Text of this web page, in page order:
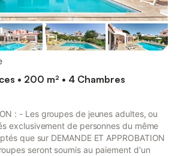
• 200 m² • 4 Chambres
: - Les groupes de jeunes adultes, ou
exclusivement de personnes du même
que sur DEMANDE ET APPROBATION
seront soumis au paiement d'un